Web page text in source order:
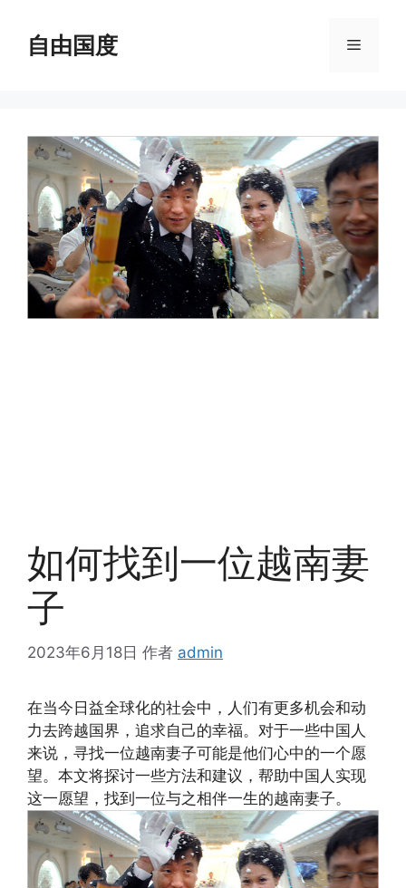
自由国度 菜
如何找到一位越南妻
子
2023年6月18日 作者 admin
在当今日益全球化的社会中，人们有更多机会和动
力去跨越国界，追求自己的幸福。对于一些中国人
来说，寻找一位越南妻子可能是他们心中的一个愿
望。本文将探讨一些方法和建议，帮助中国人实现
这一愿望，找到一位与之相伴一生的越南妻子。